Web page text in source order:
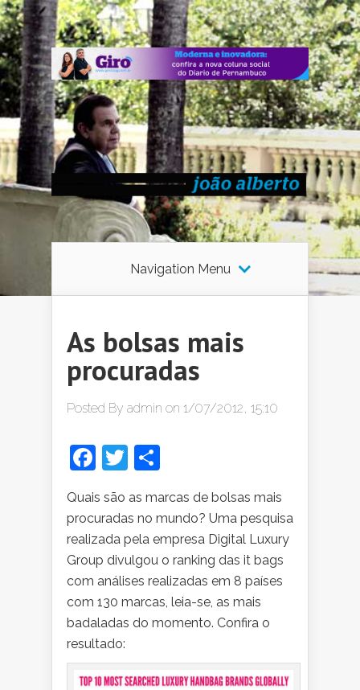
Navigation Menu
As bolsas mais
procuradas
Posted By admin on 1/07/2012, 15:10
Facebook
Twitter
Quais são as marcas de bolsas mais
procuradas no mundo? Uma pesquisa
realizada pela empresa Digital Luxury
Group divulgou o ranking das it bags
com análises realizadas em 8 países
com 130 marcas, leia-se, as mais
badaladas do momento. Confira o
resultado: